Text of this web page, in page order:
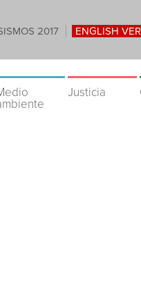
2017 ENGLISH
Justicia